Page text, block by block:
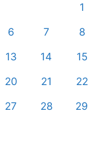
1
6 7 8
13 14 15
20 21 22
27 28 29